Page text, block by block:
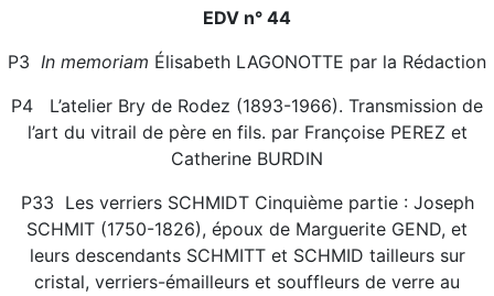
EDV n° 44
P3 In memoriam Élisabeth LAGONOTTE par la Rédaction
P4 L’atelier Bry de Rodez (1893-1966). Transmission de
l’art du vitrail de père en fils. par Françoise PEREZ et
Catherine BURDIN
P33 Les verriers SCHMIDT Cinquième partie : Joseph
SCHMIT (1750-1826), époux de Marguerite GEND, et
leurs descendants SCHMITT et SCHMID tailleurs sur
cristal, verriers-émailleurs et souffleurs de verre au